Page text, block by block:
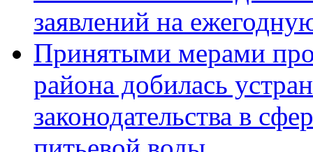
заявлений на
Принятыми мерами
района добилась
законодательства в